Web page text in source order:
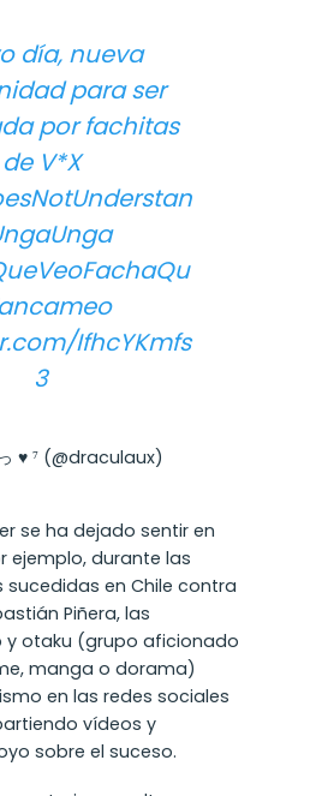
día, nueva
para ser
por fachitas
de V*X
IfhcYKmfs
3
♥ ⁷ (@draculaux)
se ha dejado sentir en
ejemplo, durante las
en Chile contra
Piñera, las
otaku (grupo aficionado
manga o dorama)
en las redes sociales
vídeos y
sobre el suceso.